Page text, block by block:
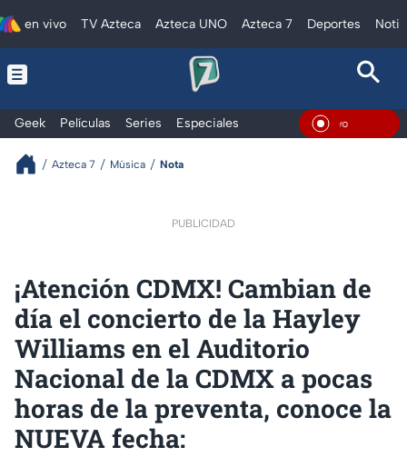
en vivo TV Azteca Azteca UNO Azteca 7 Deportes
Geek Películas Series Especiales En
Azteca 7 Música Nota
PUBLICIDAD
¡Atención CDMX! Cambian de
día el concierto de la Hayley
Williams en el Auditorio
Nacional de la CDMX a pocas
horas de la preventa, conoce la
NUEVA fecha: